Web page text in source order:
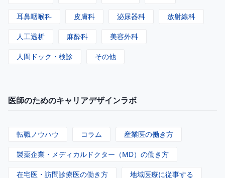
耳鼻咽喉科 皮膚科 泌尿器科 放射線科
人工透析 麻酔科 美容外科
人間ドック・検診 その他
医師のためのキャリアデザインラボ
転職ノウハウ コラム 産業医の働き方
製薬企業・メディカルドクター（MD）の働き方
在宅医・訪問診療医の働き方 地域医療に従事する